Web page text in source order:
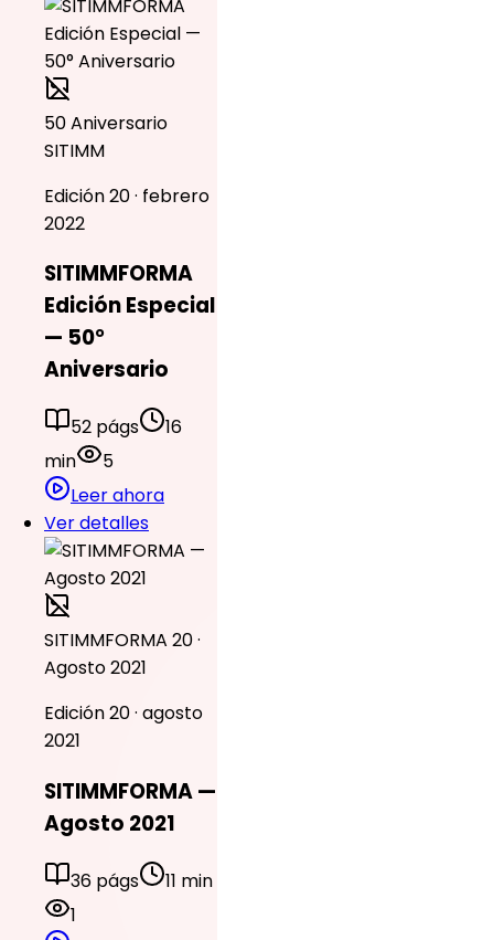
50 Aniversario
SITIMM
Edición 20 · febrero
2022
SITIMMFORMA
Edición Especial
— 50°
Aniversario
52 págs
16
min
5
Leer ahora
Ver detalles
SITIMMFORMA 20 ·
Agosto 2021
Edición 20 · agosto
2021
SITIMMFORMA —
Agosto 2021
36 págs
11 min
1